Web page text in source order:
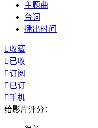
主题曲
台词
播出时间
收藏
已收
订阅
已订
手机
给影片评分：